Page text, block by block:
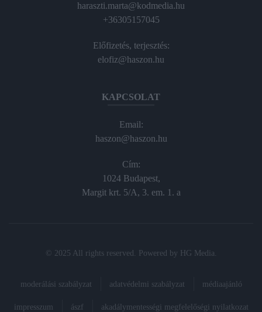
haraszti.marta@kodmedia.hu
+36305157045
Előfizetés, terjesztés:
elofiz@haszon.hu
KAPCSOLAT
Email:
haszon@haszon.hu
Cím:
1024 Budapest,
Margit krt. 5/A, 3. em. 1. a
© 2025 All rights reserved. Powered by HG Media
moderálási szabályzat adatvédelmi szabályzat médiaajánló
impresszum ászf akadálymentességi megfelelőségi nyilatkozat